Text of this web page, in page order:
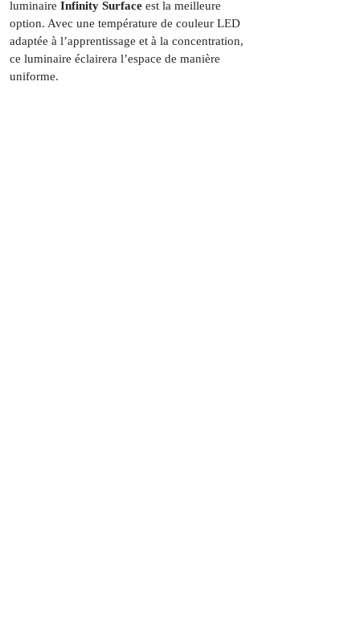
luminaire Infinity Surface est la meilleure
option. Avec une température de couleur LED
adaptée à l’apprentissage et à la concentration,
ce luminaire éclairera l’espace de manière
uniforme.